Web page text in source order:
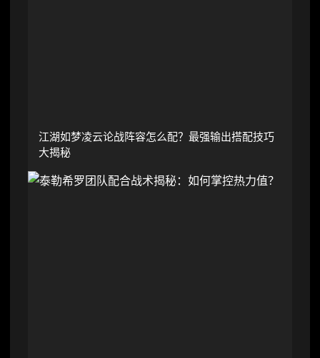
江湖如梦凌云论战阵容怎么配？最强输出搭配技巧
大揭秘